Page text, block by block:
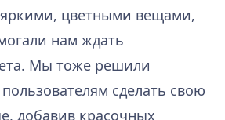
цветными вещами,
нам ждать
Мы тоже решили
сделать свою
добавив красочных